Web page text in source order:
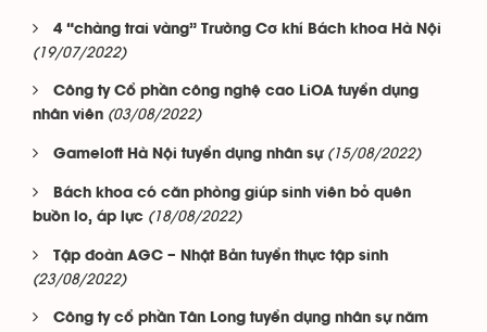
4 “chàng trai vàng” Trường Cơ khí Bách khoa Hà Nội
(19/07/2022)
Công ty Cổ phần công nghệ cao LiOA tuyển dụng
nhân viên (03/08/2022)
Gameloft Hà Nội tuyển dụng nhân sự (15/08/2022)
Bách khoa có căn phòng giúp sinh viên bỏ quên
buồn lo, áp lực (18/08/2022)
Tập đoàn AGC – Nhật Bản tuyển thực tập sinh
(23/08/2022)
Công ty cổ phần Tân Long tuyển dụng nhân sự năm